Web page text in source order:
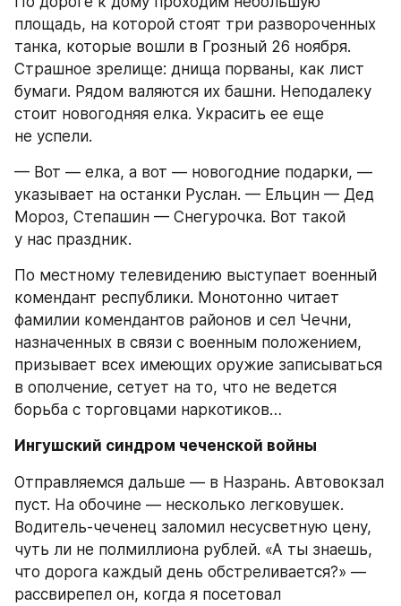
площадь, на которой стоят три развороченных
танка, которые вошли в Грозный 26 ноября.
Страшное зрелище: днища порваны, как лист
бумаги. Рядом валяются их башни. Неподалеку
стоит новогодняя елка. Украсить ее еще
не успели.
— Вот — елка, а вот — новогодние подарки, —
указывает на останки Руслан. — Ельцин — Дед
Мороз, Степашин — Снегурочка. Вот такой
у нас праздник.
По местному телевидению выступает военный
комендант республики. Монотонно читает
фамилии комендантов районов и сел Чечни,
назначенных в связи с военным положением,
призывает всех имеющих оружие записываться
в ополчение, сетует на то, что не ведется
борьба с торговцами наркотиков…
Ингушский синдром чеченской войны
Отправляемся дальше — в Назрань. Автовокзал
пуст. На обочине — несколько легковушек.
Водитель-чеченец заломил несусветную цену,
чуть ли не полмиллиона рублей. «А ты знаешь,
что дорога каждый день обстреливается?» —
рассвирепел он, когда я посетовал